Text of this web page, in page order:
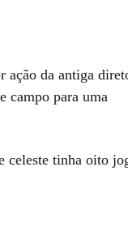
ação da antiga
campo para uma
celeste tinha oito